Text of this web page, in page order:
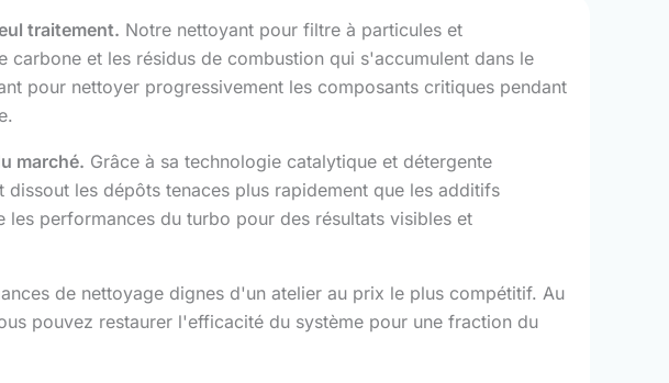
traitement. Notre nettoyant pour filtre à particules et
et les résidus de combustion qui s'accumulent dans le
pour nettoyer progressivement les composants critiques pendant
marché. Grâce à sa technologie catalytique et détergente
les dépôts tenaces plus rapidement que les additifs
performances du turbo pour des résultats visibles et
de nettoyage dignes d'un atelier au prix le plus compétitif. Au
pouvez restaurer l'efficacité du système pour une fraction du